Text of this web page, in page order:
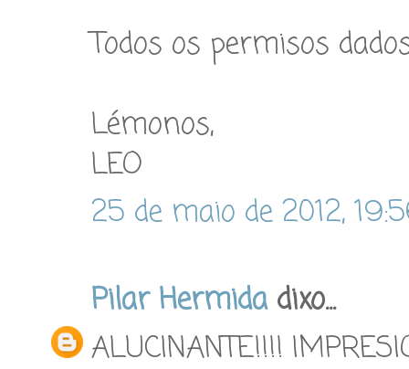
Todos os permisos
Lémonos,
LEO
25 de maio de 2012,
Pilar Hermidadixo...
ALUCINANTE!!!!